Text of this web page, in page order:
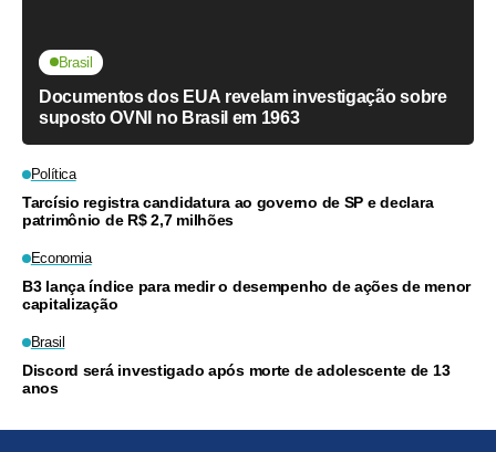
Brasil
Documentos dos EUA revelam investigação sobre
suposto OVNI no Brasil em 1963
Política
Tarcísio registra candidatura ao governo de SP e declara
patrimônio de R$ 2,7 milhões
Economia
B3 lança índice para medir o desempenho de ações de menor
capitalização
Brasil
Discord será investigado após morte de adolescente de 13
anos